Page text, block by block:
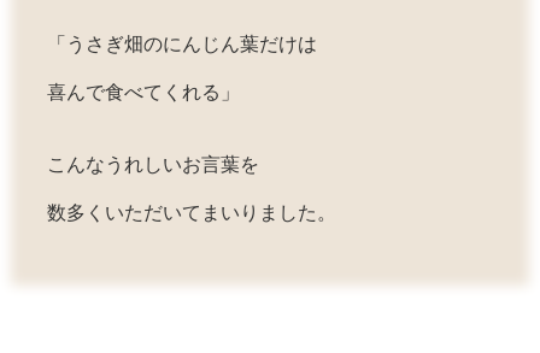
「うさぎ畑のにんじん葉だけは
喜んで食べてくれる」
こんなうれしいお言葉を
数多くいただいてまいりました。